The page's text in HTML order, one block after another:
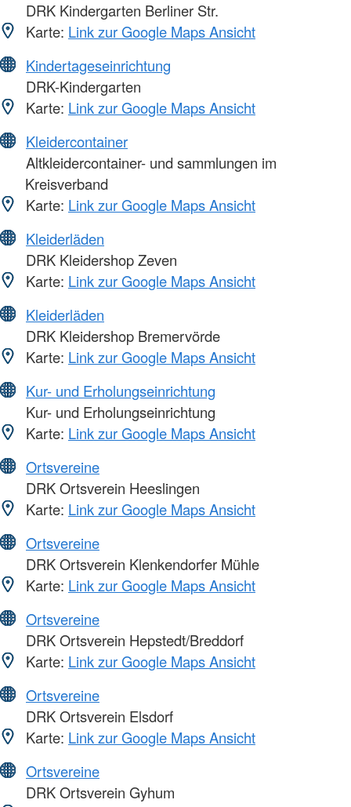
DRK Kindergarten Berliner Str.
Karte: Link zur Google Maps Ansicht
Kindertageseinrichtung
DRK-Kindergarten
Karte: Link zur Google Maps Ansicht
Kleidercontainer
Altkleidercontainer- und sammlungen im
Kreisverband
Karte: Link zur Google Maps Ansicht
Kleiderläden
DRK Kleidershop Zeven
Karte: Link zur Google Maps Ansicht
Kleiderläden
DRK Kleidershop Bremervörde
Karte: Link zur Google Maps Ansicht
Kur- und Erholungseinrichtung
Kur- und Erholungseinrichtung
Karte: Link zur Google Maps Ansicht
Ortsvereine
DRK Ortsverein Heeslingen
Karte: Link zur Google Maps Ansicht
Ortsvereine
DRK Ortsverein Klenkendorfer Mühle
Karte: Link zur Google Maps Ansicht
Ortsvereine
DRK Ortsverein Hepstedt/Breddorf
Karte: Link zur Google Maps Ansicht
Ortsvereine
DRK Ortsverein Elsdorf
Karte: Link zur Google Maps Ansicht
Ortsvereine
DRK Ortsverein Gyhum